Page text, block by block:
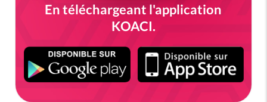
En téléchargeant l'application
KOACI.